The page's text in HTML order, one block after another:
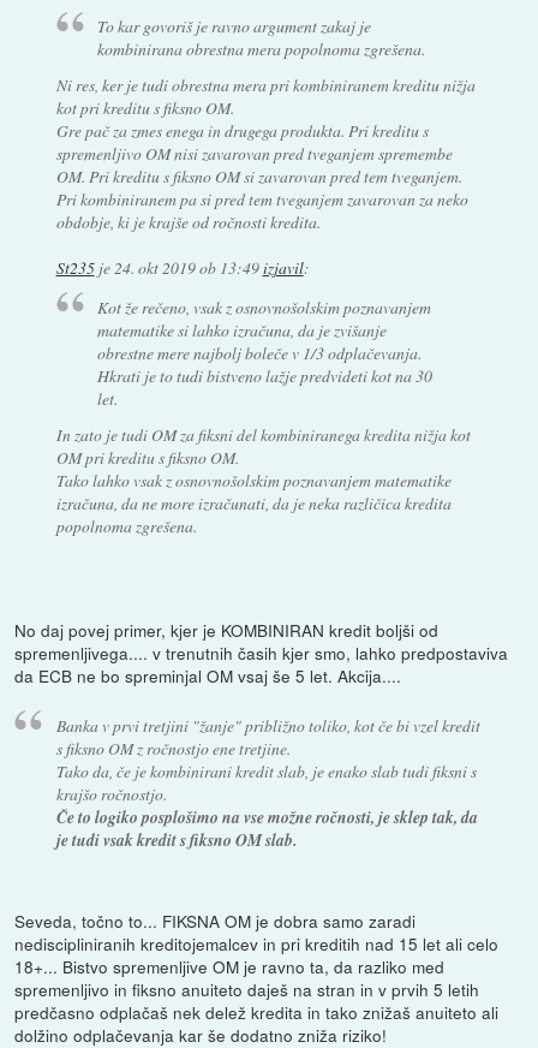
To kar govoriš je ravno argument zakaj je
kombinirana obrestna mera popolnoma zgrešena.
Ni res, ker je tudi obrestna mera pri kombiniranem kreditu nižja
kot pri kreditu s fiksno OM.
Gre pač za zmes enega in drugega produkta. Pri kreditu s
spremenljivo OM nisi zavarovan pred tveganjem spremembe
OM. Pri kreditu s fiksno OM si zavarovan pred tem tveganjem.
Pri kombiniranem pa si pred tem tveganjem zavarovan za neko
obdobje, ki je krajše od ročnosti kredita.
St235je24. okt 2019 ob 13:49izjavil:
Kot že rečeno, vsak z osnovnošolskim poznavanjem
matematike si lahko izračuna, da je zvišanje
obrestne mere najbolj boleče v 1/3 odplačevanja.
Hkrati je to tudi bistveno lažje predvideti kot na 30
let.
In zato je tudi OM za fiksni del kombiniranega kredita nižja kot
OM pri kreditu s fiksno OM.
Tako lahko vsak z osnovnošolskim poznavanjem matematike
izračuna, da ne more izračunati, da je neka različica kredita
popolnoma zgrešena.
No daj povej primer, kjer je KOMBINIRAN kredit boljši od
spremenljivega.... v trenutnih časih kjer smo, lahko predpostaviva
da ECB ne bo spreminjal OM vsaj še 5 let. Akcija....
Banka v prvi tretjini "žanje" približno toliko, kot če bi vzel kredit
s fiksno OM z ročnostjo ene tretjine.
Tako da, če je kombinirani kredit slab, je enako slab tudi fiksni s
krajšo ročnostjo.
Če to logiko posplošimo na vse možne ročnosti, je sklep tak, da
je tudi vsak kredit s fiksno OM slab.
Seveda, točno to... FIKSNA OM je dobra samo zaradi
nediscipliniranih kreditojemalcev in pri kreditih nad 15 let ali celo
18+... Bistvo spremenljive OM je ravno ta, da razliko med
spremenljivo in fiksno anuiteto daješ na stran in v prvih 5 letih
predčasno odplačaš nek delež kredita in tako znižaš anuiteto ali
dolžino odplačevanja kar še dodatno zniža riziko!